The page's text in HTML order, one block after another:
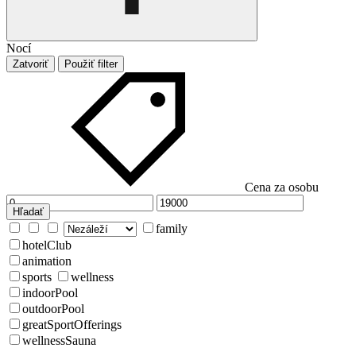
Nocí
Zatvoriť Použiť filter
Cena za osobu
Hľadať
family
hotelClub
animation
sports
wellness
indoorPool
outdoorPool
greatSportOfferings
wellnessSauna